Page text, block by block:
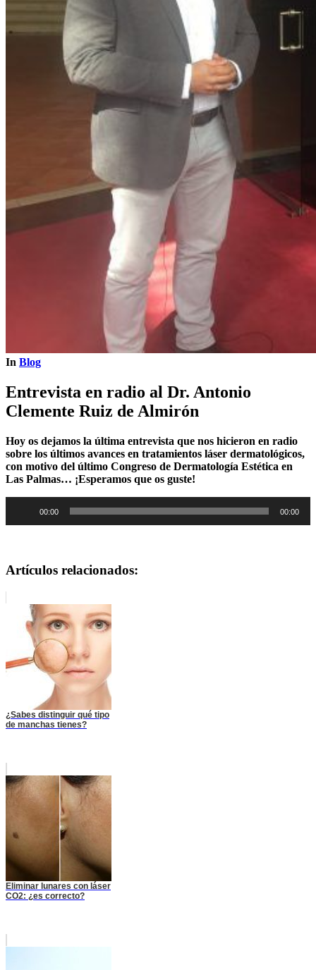
In Blog
Entrevista en radio al Dr. Antonio
Clemente Ruiz de Almirón
Hoy os dejamos la última entrevista que nos hicieron en radio
sobre los últimos avances en tratamientos láser dermatológicos,
con motivo del último Congreso de Dermatología Estética en
Las Palmas… ¡Esperamos que os guste!
audio
00:00 00:00
Artículos relacionados:
¿Sabes distinguir qué tipo
de manchas tienes?
Eliminar lunares con láser
CO2: ¿es correcto?